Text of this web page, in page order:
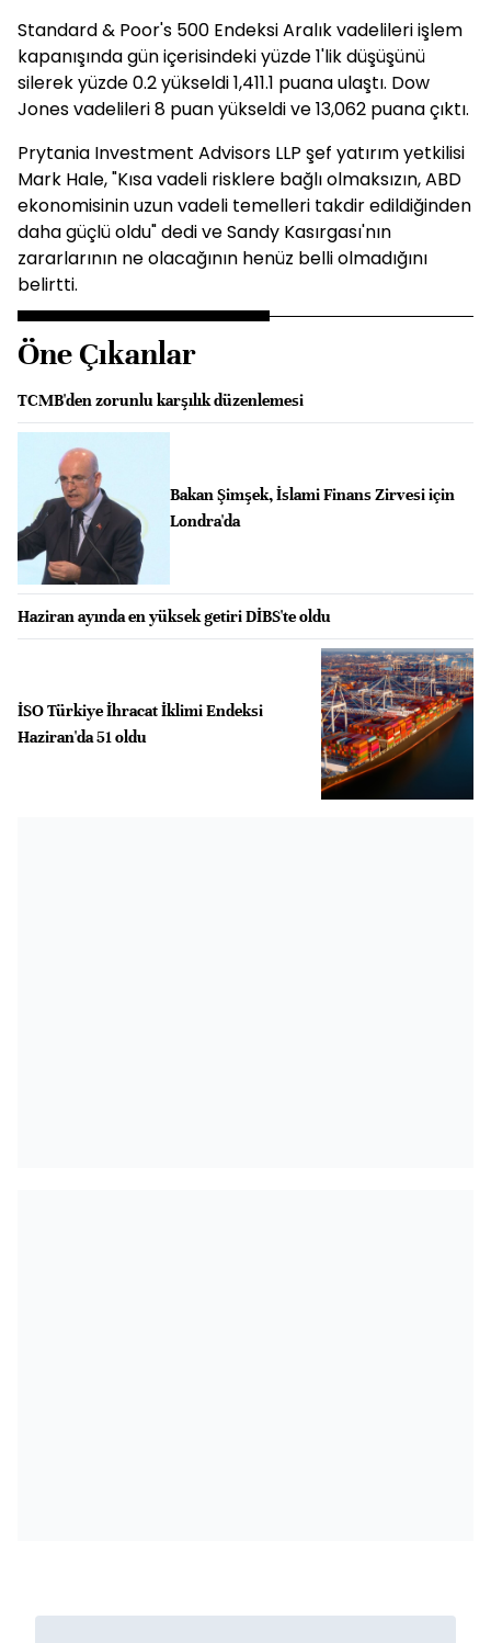
Standard & Poor's 500 Endeksi Aralık vadelileri işlem
kapanışında gün içerisindeki yüzde 1'lik düşüşünü
silerek yüzde 0.2 yükseldi 1,411.1 puana ulaştı. Dow
Jones vadelileri 8 puan yükseldi ve 13,062 puana çıktı.
Prytania Investment Advisors LLP şef yatırım yetkilisi
Mark Hale, "Kısa vadeli risklere bağlı olmaksızın, ABD
ekonomisinin uzun vadeli temelleri takdir edildiğinden
daha güçlü oldu" dedi ve Sandy Kasırgası'nın
zararlarının ne olacağının henüz belli olmadığını
belirtti.
Öne Çıkanlar
TCMB'den zorunlu karşılık düzenlemesi
Bakan Şimşek, İslami Finans Zirvesi için
Londra'da
Haziran ayında en yüksek getiri DİBS'te oldu
İSO Türkiye İhracat İklimi Endeksi
Haziran'da 51 oldu